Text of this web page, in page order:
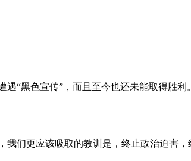
“黑色宣传”，而且至今也还未能取得胜利。
们更应该吸取的教训是，终止政治迫害